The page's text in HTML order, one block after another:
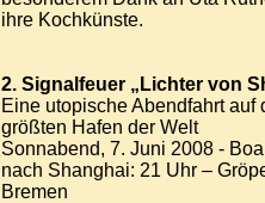
ihre Kochkünste.
2. Signalfeuer „Lichter von
Eine utopische Abendfahrt
größten Hafen der Welt
Sonnabend, 7. Juni 2008 -
nach Shanghai: 21 Uhr –
Bremen